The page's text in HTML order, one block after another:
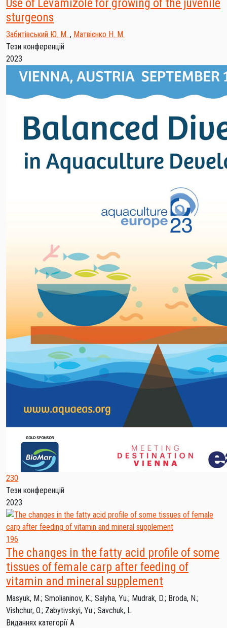
Use of Levamizole for growing of the juvenile
sturgeons
Забитівський Ю. М. , Матвієнко Н. М.
Тези конференцій
2023
230
Тези конференцій
2023
196
The changes in the fatty acid profile of some
tissues of female carp after feeding of
vitamin and mineral supplement
Masyuk, M.; Smolianinov, K.; Salyha, Yu.; Mudrak, D.; Broda, N.;
Vishchur, O.; Zabytivskyi, Yu.; Savchuk, L.
Виданнях категорії А